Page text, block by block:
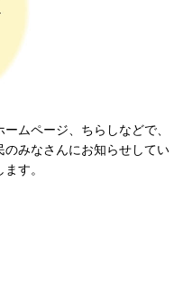
ムページ、ちらしなどで、
のみなさんにお知らせしてい
す。